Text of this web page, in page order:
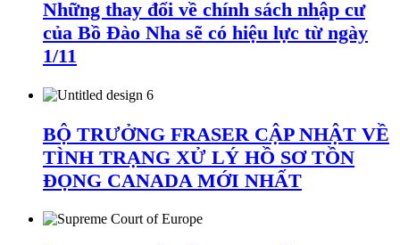
Những thay đổi về chính sách nhập cư
của Bồ Đào Nha sẽ có hiệu lực từ ngày
1/11
BỘ TRƯỞNG FRASER CẬP NHẬT VỀ
TÌNH TRẠNG XỬ LÝ HỒ SƠ TỒN
ĐỌNG CANADA MỚI NHẤT